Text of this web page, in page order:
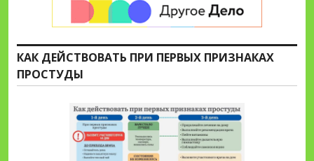
КАК ДЕЙСТВОВАТЬ ПРИ ПЕРВЫХ ПРИЗНАКАХ
ПРОСТУДЫ